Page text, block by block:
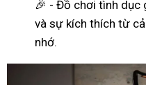
🎉 - Đồ chơi tình
và sự kích thích từ
nhớ.